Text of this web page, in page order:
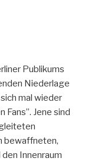
Publikums
Niederlage
mal wieder
Fans”. Jene sind
bewaffneten,
Innenraum